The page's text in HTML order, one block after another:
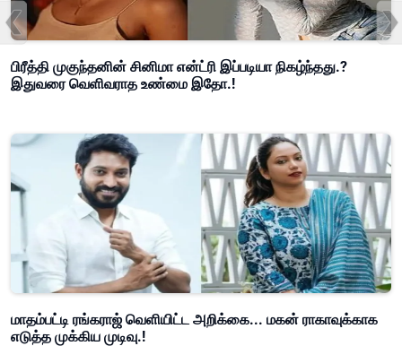
பிரீத்தி முகுந்தனின் சினிமா என்ட்ரி இப்படியா நிகழ்ந்தது.?
இதுவரை வெளிவராத உண்மை இதோ.!
மாதம்பட்டி ரங்கராஜ் வெளியிட்ட அறிக்கை... மகன் ராகாவுக்காக
எடுத்த முக்கிய முடிவு.!